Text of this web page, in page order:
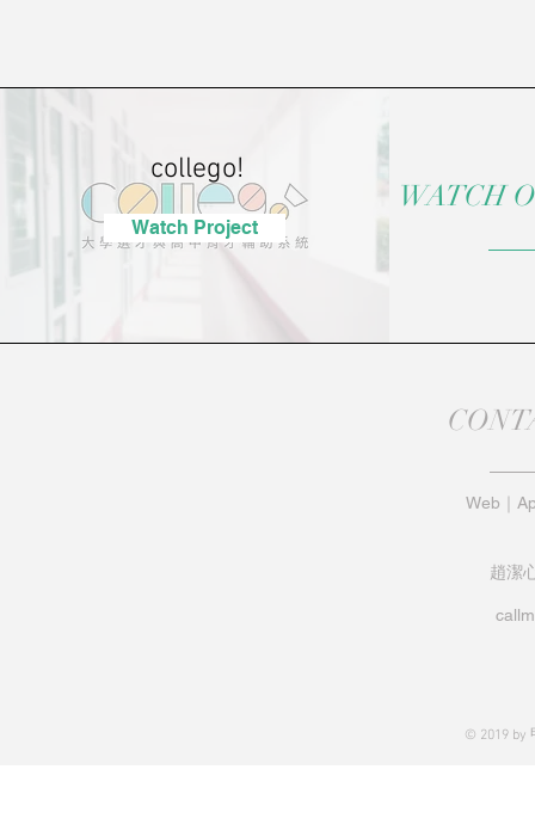
collego!
Watch Project
WATCH
Web｜
趙潔
© 2019 by